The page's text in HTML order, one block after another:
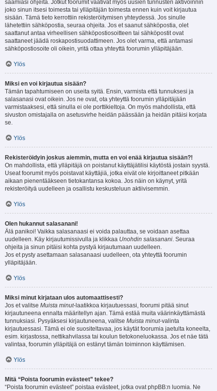
saamiasi ohjeita. Jotkut foorumit vaativat myös uusien tunnusten aktivoinnin
joko sinun itsesi toimesta tai ylläpitäjän toimesta ennen kuin voit kirjautua
sisään. Tämä tieto kerrottiin rekisteröitymisen yhteydessä. Jos sinulle
lähetettiin sähköpostia, seuraa ohjeita. Jos et saanut sähköpostia, olet
saattanut antaa virheellisen sähköpostiosoitteen tai sähköpostit ovat
saattaneet jäädä roskapostisuodattimeen. Jos olet varma, että antamasi
sähköpostiosoite oli oikein, yritä ottaa yhteyttä foorumin ylläpitäjään.
Ylös
Miksi en voi kirjautua sisään?
Tämän tapahtumiseen on useita syitä. Ensin, varmista että tunnuksesi ja
salasanasi ovat oikein. Jos ne ovat, ota yhteyttä foorumin ylläpitäjään
varmistaaksesi, että sinulla ei ole porttikieltoja. On myös mahdollista, että
sivuston omistajalla on asetusvirhe heidän päässään ja heidän pitäisi korjata
se.
Ylös
Rekisteröidyin joskus aiemmin, mutta en voi enää kirjautua sisään?!
On mahdollista, että ylläpitäjä on poistanut käyttäjätilisi käytöstä jostain syystä.
Useat foorumit myös poistavat käyttäjiä, jotka eivät ole kirjoittaneet pitkään
aikaan pienentääkseen tietokantansa kokoa. Jos näin on käynyt, yritä
rekisteröityä uudelleen ja osallistu keskusteluun aktiivisemmin.
Ylös
Olen hukannut salasanani!
Älä panikoi! Vaikka salasanaasi ei voida palauttaa, se voidaan asettaa
uudelleen. Käy kirjautumissivulla ja klikkaa Unohdin salasanani. Seuraa
ohjeita ja sinun pitäisi kohta pystyä kirjautumaan uudelleen.
Jos et pysty asettamaan salasanaasi uudelleen, ota yhteyttä foorumin
ylläpitäjään.
Ylös
Miksi minut kirjataan ulos automaattisesti?
Jos et valitse Muista minut-laatikkoa kirjautuessasi, foorumi pitää sinut
kirjautuneena ennalta määritellyn ajan. Tämä estää muita väärinkäyttämästä
tunnuksiasi. Pysyäksesi kirjautuneena, valitse Muista minut-valinta
kirjautuessasi. Tämä ei ole suositeltavaa, jos käytät foorumia jaetulta koneelta,
esim. kirjastossa, nettikahvilassa tai koulun tietokoneluokassa. Jos et näe tätä
valintaa, foorumin ylläpitäjä on estänyt tämän toiminnon käyttämisen.
Ylös
Mitä “Poista foorumin evästeet” tekee?
“Poista foorumin evästeet” poistaa evästeet, jotka ovat phpBB:n luomia. Ne